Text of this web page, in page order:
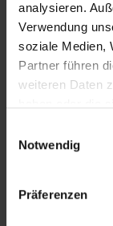
analysieren.
Verwendung
soziale Medien,
Partner führen
weiteren Daten
Notwendig
Präferenzen